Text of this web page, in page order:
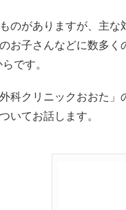
のがありますが、主
お子さんなどに数多
です。
科クリニックおおた
いてお話します。